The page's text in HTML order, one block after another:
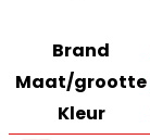
Brand
Maat/grootte
Kleur